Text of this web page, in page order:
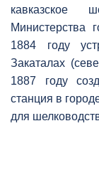
кавказское
Министерства
1884 году
Закаталах
1887 году
станция в
для